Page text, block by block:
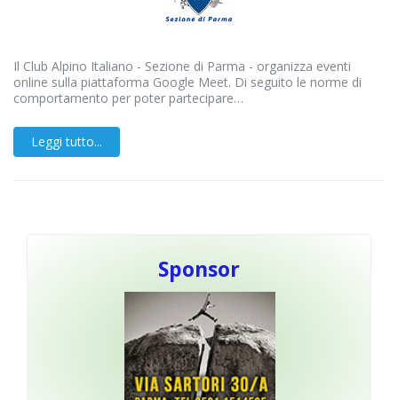
Il Club Alpino Italiano - Sezione di Parma - organizza eventi
online sulla piattaforma Google Meet. Di seguito le norme di
comportamento per poter partecipare…
Leggi tutto...
Sponsor